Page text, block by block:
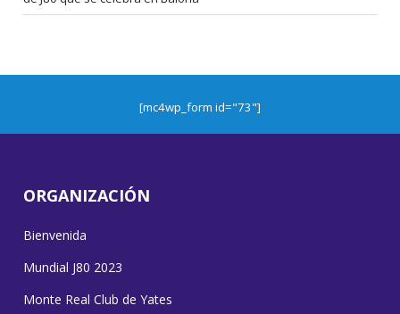
[mc4wp_form id="73"]
ORGANIZACIÓN
Bienvenida
Mundial J80 2023
Monte Real Club de Yates